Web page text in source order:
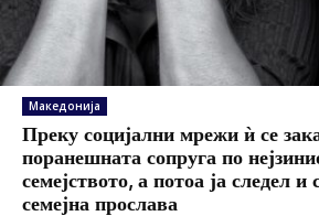
Македонија
Преку социјални мрежи ѝ се
поранешната сопруга по
семејството, а потоа ја следел и
семејна прослава